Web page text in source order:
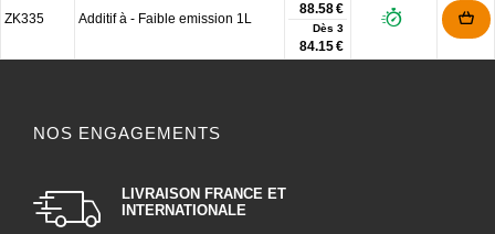
ZK335 Additif à - Faible emission 1L
88.58 €
Dès 3
84.15 €
NOS ENGAGEMENTS
LIVRAISON FRANCE ET
INTERNATIONALE